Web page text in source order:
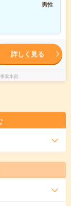
男性
詳しく見る
業本部